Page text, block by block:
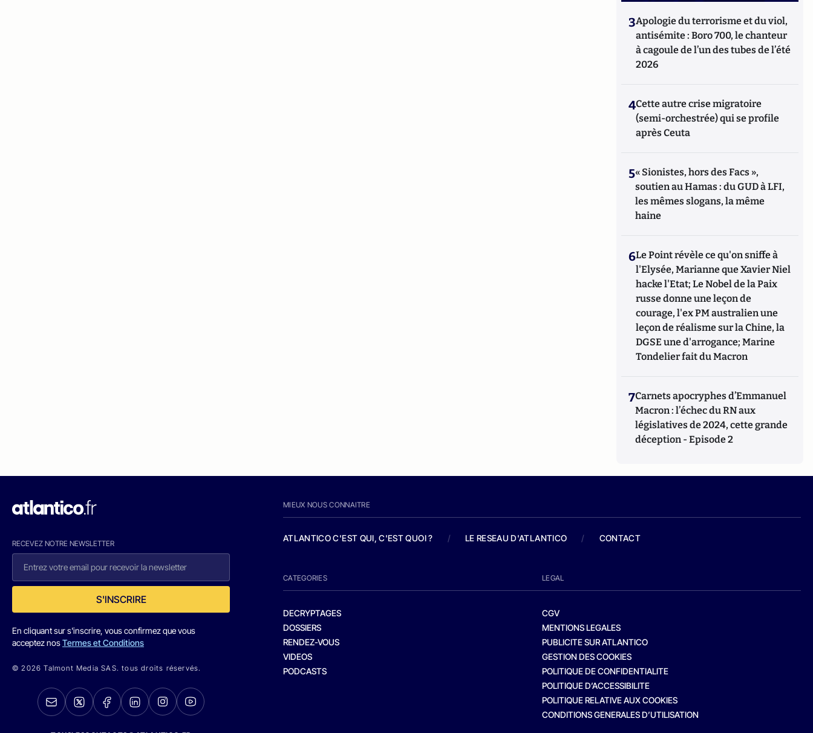
3Apologie du terrorisme et du viol,
antisémite : Boro 700, le chanteur
à cagoule de l’un des tubes de l’été
2026
4Cette autre crise migratoire
(semi-orchestrée) qui se profile
après Ceuta
5« Sionistes, hors des Facs »,
soutien au Hamas : du GUD à LFI,
les mêmes slogans, la même
haine
6Le Point révèle ce qu'on sniffe à
l'Elysée, Marianne que Xavier Niel
hacke l'Etat; Le Nobel de la Paix
russe donne une leçon de
courage, l'ex PM australien une
leçon de réalisme sur la Chine, la
DGSE une d'arrogance; Marine
Tondelier fait du Macron
7Carnets apocryphes d’Emmanuel
Macron : l’échec du RN aux
législatives de 2024, cette grande
déception - Episode 2
RECEVEZ NOTRE NEWSLETTER
S'INSCRIRE
En cliquant sur s'inscrire, vous confirmez que vous
acceptez nosTermes et Conditions
© 2026 Talmont Media SAS. tous droits réservés.
MIEUX NOUS CONNAITRE
ATLANTICO C'EST QUI, C'EST QUOI ? / LE RESEAU D'ATLANTICO / CONTACT
CATEGORIES
DECRYPTAGES
DOSSIERS
RENDEZ-VOUS
VIDEOS
PODCASTS
LEGAL
CGV
MENTIONS LEGALES
PUBLICITE SUR ATLANTICO
GESTION DES COOKIES
POLITIQUE DE CONFIDENTIALITE
POLITIQUE D’ACCESSIBILITE
POLITIQUE RELATIVE AUX COOKIES
CONDITIONS GENERALES D’UTILISATION